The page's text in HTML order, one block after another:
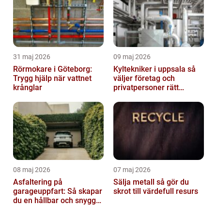
31 maj 2026
Rörmokare i Göteborg:
Trygg hjälp när vattnet
krånglar
09 maj 2026
Kyltekniker i uppsala så
väljer företag och
privatpersoner rätt
08 maj 2026
Asfaltering på
garageuppfart: Så skapar
du en hållbar och snygg
07 maj 2026
Sälja metall så gör du
skrot till värdefull resurs